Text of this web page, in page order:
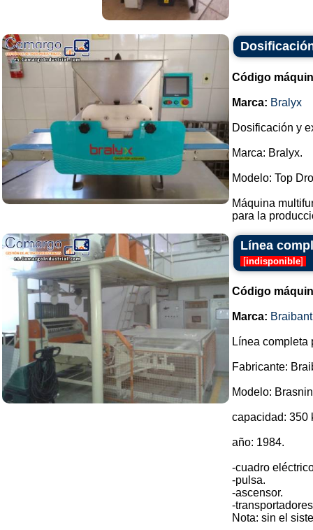
Código
Marca: Bralyx
Dosificación y
Marca: Bralyx.
Modelo: Top
Máquina
para la
Línea
[indisponible]
Código
Marca:
Línea
Fabricante:
Modelo:
capacidad: 350
año: 1984.
-cuadro
-pulsa.
-ascensor.
-
Nota: sin el